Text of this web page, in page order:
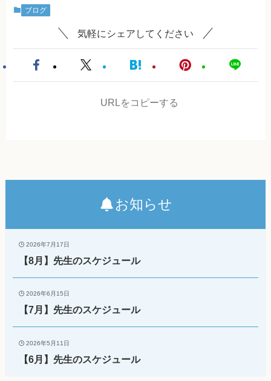
ブログ
気軽にシェアしてください
URLをコピーする
お知らせ
2026年7月17日
【8月】先生のスケジュール
2026年6月15日
【7月】先生のスケジュール
2026年5月11日
【6月】先生のスケジュール